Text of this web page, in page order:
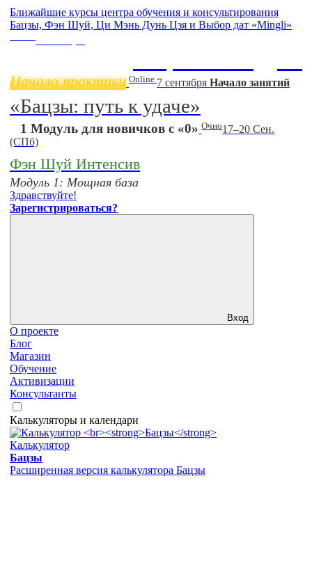
Ближайшие курсы центра обучения и консультирования
Бацзы, Фэн Шуй, Ци Мэнь Дунь Цзя и Выбор дат «Mingli»
Начало практики Online 7 сентября Начало занятий
«Бацзы: путь к удаче»
1 Модуль для новичков с «0» Очно17–20 Сен.
(СПб)
Фэн Шуй Интенсив
Модуль 1: Мощная база
Здравствуйте!
Зарегистрироваться?
Вход
О проекте
Блог
Магазин
Обучение
Активизации
Консультанты
Калькуляторы и календари
Калькулятор
Бацзы
Расширенная версия калькулятора Бацзы